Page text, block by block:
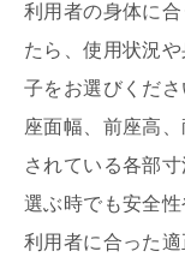
利用者の身体に
たら、使用状況
子をお選びくださ
座面幅、前座高
されている各部
選ぶ時でも安全性
利用者に合った